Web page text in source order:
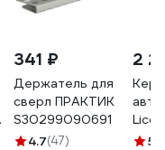
341 ₽
Держатель для
сверл ПРАКТИК
S30299090691
4.7(47)
2
5